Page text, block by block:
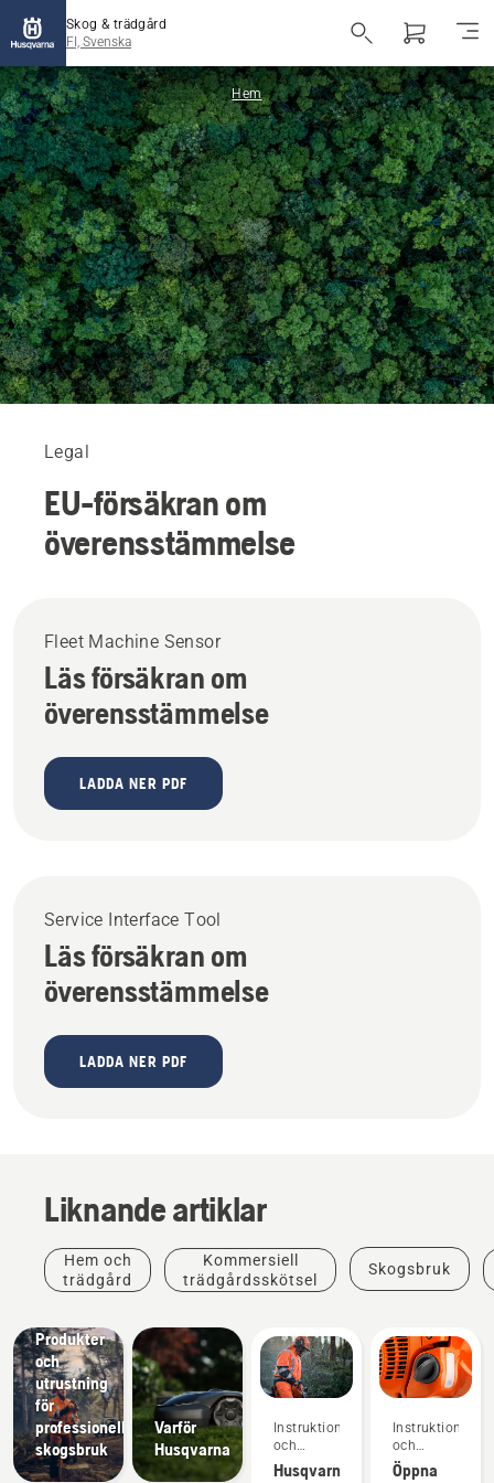
Skog & trädgård
FI, Svenska
Hem
Legal
EU-försäkran om
överensstämmelse
Fleet Machine Sensor
Läs försäkran om
överensstämmelse
LADDA NER PDF
Service Interface Tool
Läs försäkran om
överensstämmelse
LADDA NER PDF
Liknande artiklar
Hem och
trädgård
Kommersiell
trädgårdsskötsel
Skogsbruk
Produkter
och
utrustning
för
professionellt
skogsbruk
Varför
Husqvarna
Instruktioner
och
guider
Husqvarnas
Instruktioner
och
guider
Öppna